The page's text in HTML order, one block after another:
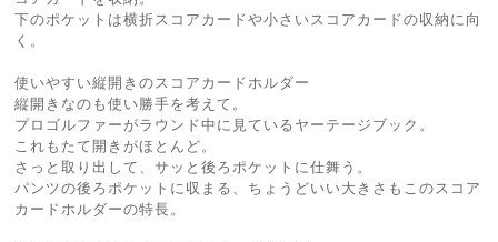
下のポケットは横折スコアカードや小さいスコアカードの収納に向
く。
使いやすい縦開きのスコアカードホルダー
縦開きなのも使い勝手を考えて。
プロゴルファーがラウンド中に見ているヤーテージブック。
これもたて開きがほとんど。
さっと取り出して、サッと後ろポケットに仕舞う。
パンツの後ろポケットに収まる、ちょうどいい大きさもこのスコア
カードホルダーの特長。